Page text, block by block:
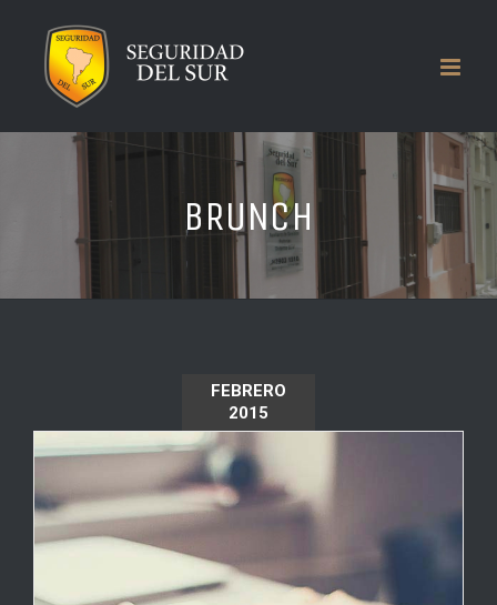
contenido
BRUNCH
FEBRERO
2015